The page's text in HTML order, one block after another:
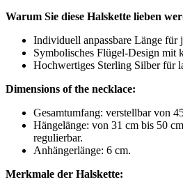
Warum Sie diese Halskette lieben
Individuell anpassbare Länge für
Symbolisches Flügel-Design mit
Hochwertiges Sterling Silber für
Dimensions of the necklace:
Gesamtumfang: verstellbar von
Hängelänge: von 31 cm bis 50
regulierbar.
Anhängerlänge: 6 cm.
Merkmale der Halskette: